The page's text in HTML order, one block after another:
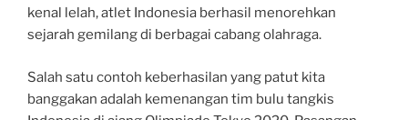
kenal lelah, atlet Indonesia berhasil menorehkan
sejarah gemilang di berbagai cabang olahraga.
Salah satu contoh keberhasilan yang patut kita
banggakan adalah kemenangan tim bulu tangkis